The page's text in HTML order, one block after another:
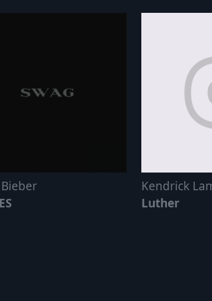
Kendrick
Luther